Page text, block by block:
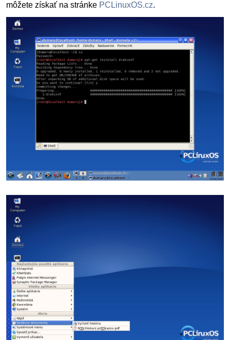
môžete získať na stránke PCLinuxOS.cz.